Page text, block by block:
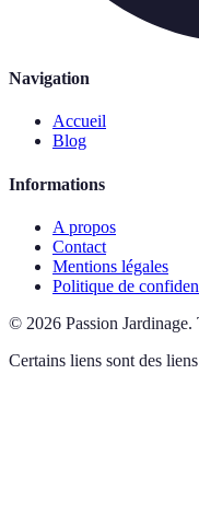
Navigation
Accueil
Blog
Informations
A propos
Contact
Mentions légales
Politique de
© 2026 Passion Jardinage.
Certains liens sont des